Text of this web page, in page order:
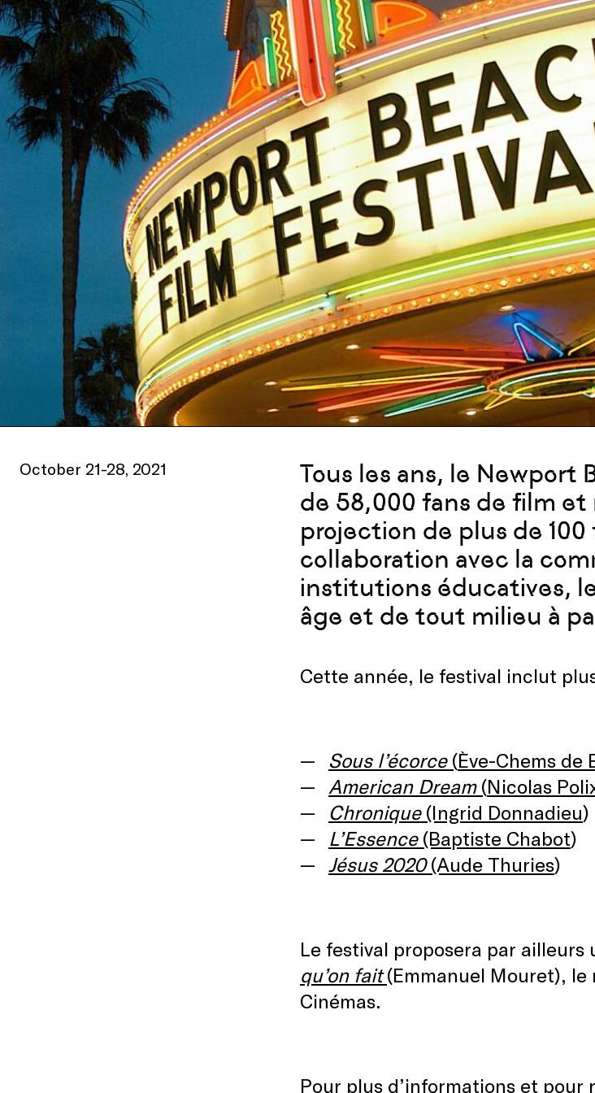
October 21-28, 2021
Tous les ans, le Newport
de 58,000 fans de film et
projection de plus de
collaboration avec la
institutions éducatives,
âge et de tout milieu à
Cette année, le festival inclut
Sous l’écorce(Ève-Chems de
American Dream(Nicolas
Chronique(Ingrid Donnadieu)
L’Essence(Baptiste Chabot)
Jésus 2020(Aude Thuries)
Le festival proposera par ailleurs
qu’on fait(Emmanuel Mouret),
Cinémas.
Pour plus d’informations et